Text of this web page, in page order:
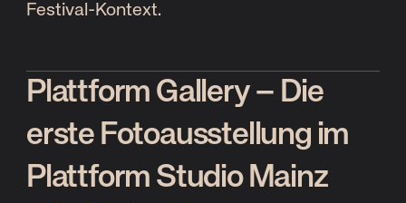
Festival-Kontext.
Plattform Gallery – Die
erste Fotoausstellung im
Plattform Studio Mainz